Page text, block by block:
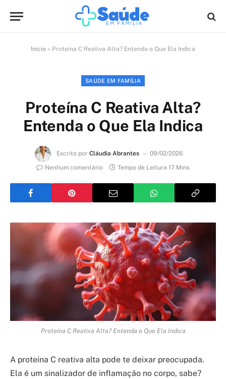
Início » Proteína C Reativa Alta? Entenda o Que Ela Indica
SAÚDE EM FAMÍLIA
Proteína C Reativa Alta?
Entenda o Que Ela Indica
Escrito por Cláudia Abrantes
09/02/2026
Nenhum comentário
Tempo de Leitura 17 Mins
Proteína C Reativa Alta? Entenda o Que Ela Indica
A proteína C reativa alta pode te deixar preocupada.
Ela é um sinalizador de inflamação no corpo, sabe?